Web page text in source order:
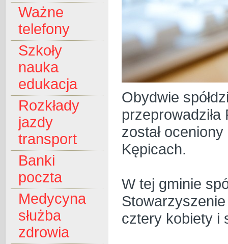
Ważne
telefony
Szkoły
nauka
edukacja
Rozkłady
jazdy
transport
Banki
poczta
Medycyna
służba
zdrowia
Obydwie
został
Kępicach.
W tej gminie
cztery kobiety i